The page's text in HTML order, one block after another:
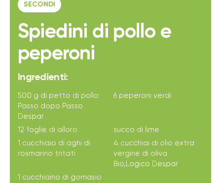
SECONDI
Spiedini di pollo e
peperoni
Ingredienti:
500 g di petto di pollo
Passo dopo Passo
Despar
6 peperoni verdi
12 foglie di alloro
succo di lime
1 cucchiaio di aghi di
rosmarino tritati
4 cucchiai di olio extra
vergine di oliva
Bio,Logico Despar
1 cucchiaino di gomasio